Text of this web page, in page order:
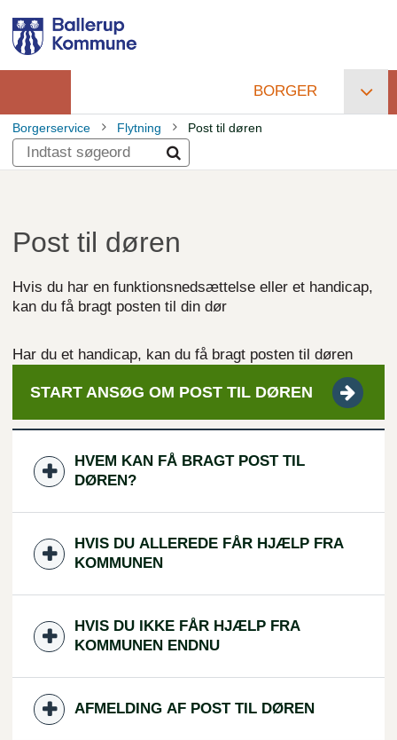
hovedindhold
Primær
navigation
BORGER
Brødkrumme
Borgerservice Flytning Post til døren
Post til døren
Hvis du har en funktionsnedsættelse eller et handicap,
kan du få bragt posten til din dør
Har du et handicap, kan du få bragt posten til døren
START ANSØG OM POST TIL DØREN
HVEM KAN FÅ BRAGT POST TIL
DØREN?
HVIS DU ALLEREDE FÅR HJÆLP FRA
KOMMUNEN
HVIS DU IKKE FÅR HJÆLP FRA
KOMMUNEN ENDNU
AFMELDING AF POST TIL DØREN